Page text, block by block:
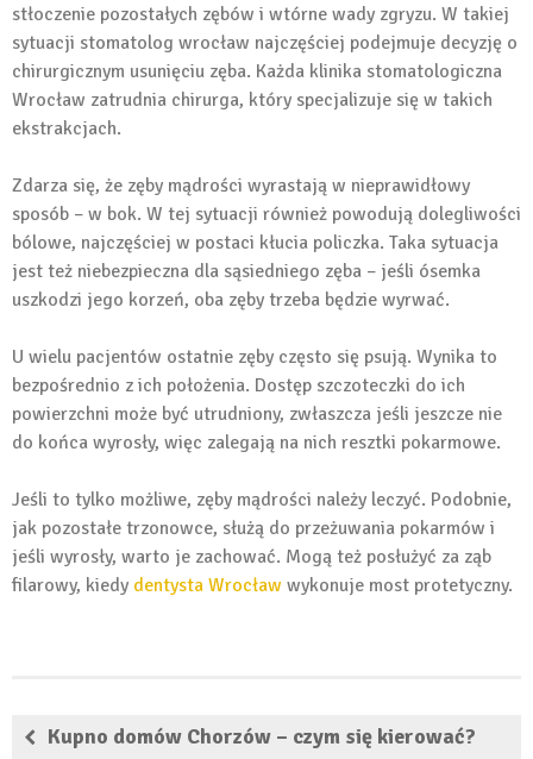
stłoczenie pozostałych zębów i wtórne wady zgryzu. W takiej
sytuacji stomatolog wrocław najczęściej podejmuje decyzję o
chirurgicznym usunięciu zęba. Każda klinika stomatologiczna
Wrocław zatrudnia chirurga, który specjalizuje się w takich
ekstrakcjach.
Zdarza się, że zęby mądrości wyrastają w nieprawidłowy
sposób – w bok. W tej sytuacji również powodują dolegliwości
bólowe, najczęściej w postaci kłucia policzka. Taka sytuacja
jest też niebezpieczna dla sąsiedniego zęba – jeśli ósemka
uszkodzi jego korzeń, oba zęby trzeba będzie wyrwać.
U wielu pacjentów ostatnie zęby często się psują. Wynika to
bezpośrednio z ich położenia. Dostęp szczoteczki do ich
powierzchni może być utrudniony, zwłaszcza jeśli jeszcze nie
do końca wyrosły, więc zalegają na nich resztki pokarmowe.
Jeśli to tylko możliwe, zęby mądrości należy leczyć. Podobnie,
jak pozostałe trzonowce, służą do przeżuwania pokarmów i
jeśli wyrosły, warto je zachować. Mogą też posłużyć za ząb
filarowy, kiedy dentysta Wrocław wykonuje most protetyczny.
Kupno domów Chorzów – czym się kierować?